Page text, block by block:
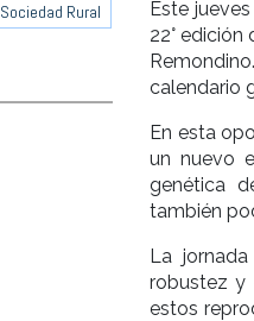
Sociedad Rural
Este
22° edición
calendario
En esta
un nuevo
genética
también
La
robustez y
estos